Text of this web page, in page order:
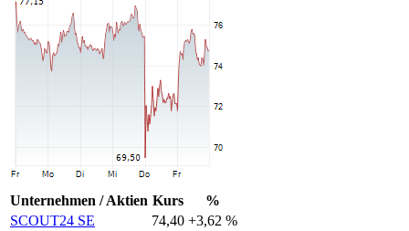
Unternehmen / Aktien Kurs
%
SCOUT24 SE
74,40 +3,62 %